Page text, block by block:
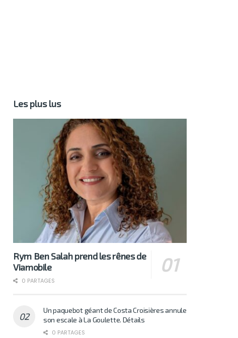
Les plus lus
Rym Ben Salah prend les rênes de
Viamobile
0 PARTAGES
Un paquebot géant de Costa Croisières annule
son escale à La Goulette. Détails
0 PARTAGES